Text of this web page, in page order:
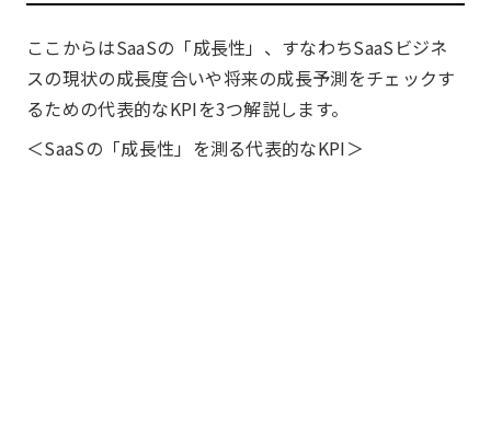
ここからはSaaSの「成長性」、すなわちSaaSビジネ
スの現状の成長度合いや将来の成長予測をチェックす
るための代表的なKPIを3つ解説します。
＜SaaSの「成長性」を測る代表的なKPI＞